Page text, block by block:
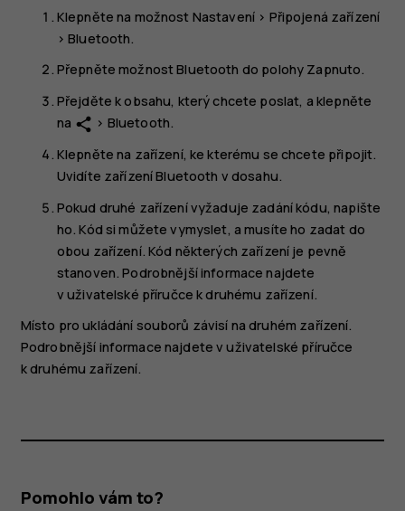
Klepněte na možnost Nastavení > Připojená zařízení
>Bluetooth.
Přepněte možnostBluetooth do polohy Zapnuto.
Přejděte k obsahu, který chcete poslat, a klepněte
na share > Bluetooth.
Klepněte na zařízení, ke kterému se chcete připojit.
Uvidíte zařízení Bluetooth v dosahu.
Pokud druhé zařízení vyžaduje zadání kódu, napište
ho. Kód si můžete vymyslet, a musíte ho zadat do
obou zařízení. Kód některých zařízení je pevně
stanoven. Podrobnější informace najdete
v uživatelské příručce k druhému zařízení.
Místo pro ukládání souborů závisí na druhém zařízení.
Podrobnější informace najdete v uživatelské příručce
k druhému zařízení.
Pomohlo vám to?